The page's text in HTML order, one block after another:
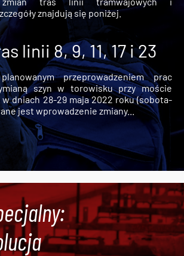
znajdują się poniżej.
linii 8, 9, 11, 17 i 23
przeprowadzeniem prac
szyn w torowisku przy moście
w dniach 28-29 maja 2022 roku (sobota-
jest wprowadzenie zmiany...